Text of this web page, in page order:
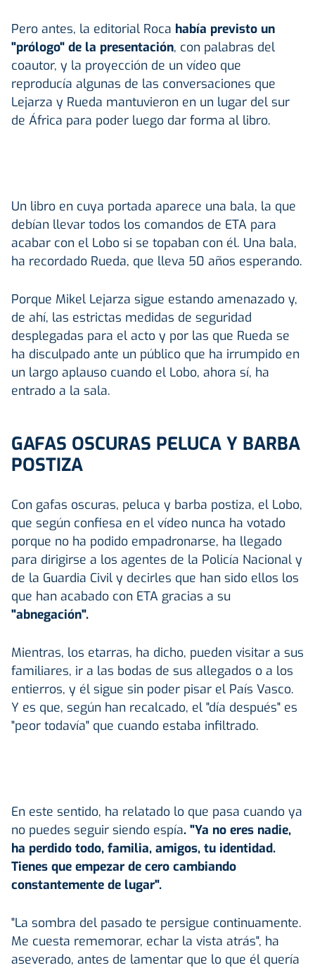
Pero antes, la editorial Roca había previsto un
"prólogo" de la presentación, con palabras del
coautor, y la proyección de un vídeo que
reproducía algunas de las conversaciones que
Lejarza y Rueda mantuvieron en un lugar del sur
de África para poder luego dar forma al libro.
Un libro en cuya portada aparece una bala, la que
debían llevar todos los comandos de ETA para
acabar con el Lobo si se topaban con él. Una bala,
ha recordado Rueda, que lleva 50 años esperando.
Porque Mikel Lejarza sigue estando amenazado y,
de ahí, las estrictas medidas de seguridad
desplegadas para el acto y por las que Rueda se
ha disculpado ante un público que ha irrumpido en
un largo aplauso cuando el Lobo, ahora sí, ha
entrado a la sala.
GAFAS OSCURAS PELUCA Y BARBA
POSTIZA
Con gafas oscuras, peluca y barba postiza, el Lobo,
que según confiesa en el vídeo nunca ha votado
porque no ha podido empadronarse, ha llegado
para dirigirse a los agentes de la Policía Nacional y
de la Guardia Civil y decirles que han sido ellos los
que han acabado con ETA gracias a su
"abnegación".
Mientras, los etarras, ha dicho, pueden visitar a sus
familiares, ir a las bodas de sus allegados o a los
entierros, y él sigue sin poder pisar el País Vasco.
Y es que, según han recalcado, el "día después" es
"peor todavía" que cuando estaba infiltrado.
En este sentido, ha relatado lo que pasa cuando ya
no puedes seguir siendo espía. "Ya no eres nadie,
ha perdido todo, familia, amigos, tu identidad.
Tienes que empezar de cero cambiando
constantemente de lugar".
"La sombra del pasado te persigue continuamente.
Me cuesta rememorar, echar la vista atrás", ha
aseverado, antes de lamentar que lo que él quería